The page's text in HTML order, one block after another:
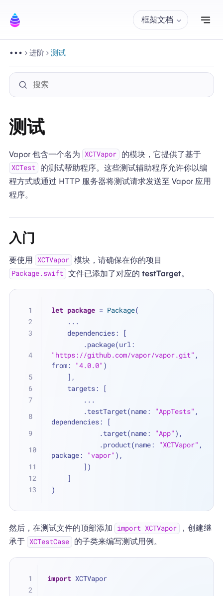
框架文档 切
进阶 测试
测试
Vapor 包含一个名为 XCTVapor 的模块，它提供了基于
XCTest
的测试帮助程序。这些测试辅助程序允许你以编
程方式或通过 HTTP 服务器将测试请求发送至 Vapor 应用
程序。
入门
要使用 XCTVapor 模块，请确保在你的项目
Package.swift 文件已添加了对应的testTarget。
let package = Package(
...
    dependencies: [
"https://github.com/vapor/vapor.git" ,
from: "4.0.0" )
    ],
    targets: [
...
        .testTarget(name:
"AppTests" ,
dependencies: [
            .target(name:
"App" ),
            .product(name:
"XCTVapor" ,
package: "vapor" ),
        ])
    ]
)
然后，在测试文件的顶部添加 import XCTVapor
，创建继
承于 XCTestCase 的子类来编写测试用例。
import XCTVapor